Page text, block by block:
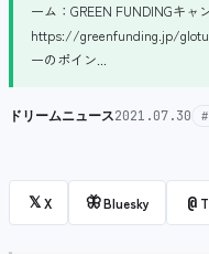
ーム：GREEN FUNDINGキャ
https://greenfunding.jp/
ーのポイン...
ドリームニュース2021.07.30
𝕏X 🦋Bluesky @